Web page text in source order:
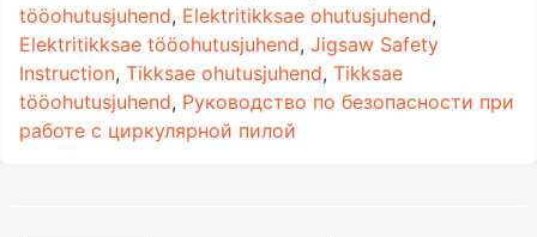
tööohutusjuhend, Elektritikksae ohutusjuhend,
Elektritikksae tööohutusjuhend, Jigsaw Safety
Instruction, Tikksae ohutusjuhend, Tikksae
tööohutusjuhend, Руководство по безопасности при
работе с циркулярной пилой